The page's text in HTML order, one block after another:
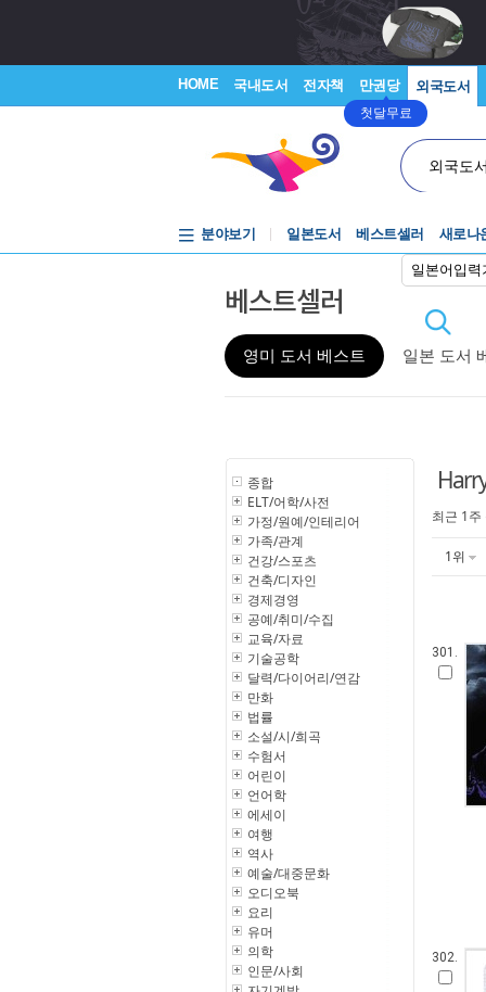
HOME 국내도서 전자책 만권당
첫달무료
외국도서
외국도
일본어입력
분야보기 일본도서 베스트셀러 새로나
베스트셀러
영미 도서 베스트 일본 도서
종합
ELT/어학/사전
가정/원예/인테리어
가족/관계
건강/스포츠
건축/디자인
경제경영
공예/취미/수집
교육/자료
기술공학
달력/다이어리/연감
만화
법률
소설/시/희곡
수험서
어린이
언어학
에세이
여행
역사
예술/대중문화
오디오북
요리
유머
의학
인문/사회
최근 1
1위
301.
302.